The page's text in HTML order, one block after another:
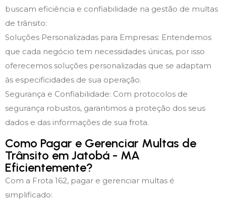
buscam eficiência e confiabilidade na gestão de multas
de trânsito:
Soluções Personalizadas para Empresas: Entendemos
que cada negócio tem necessidades únicas, por isso
oferecemos soluções personalizadas que se adaptam
às especificidades de sua operação.
Segurança e Confiabilidade: Com protocolos de
segurança robustos, garantimos a proteção dos seus
dados e das informações de sua frota.
Como Pagar e Gerenciar Multas de
Trânsito em Jatobá - MA
Eficientemente?
Com a Frota 162, pagar e gerenciar multas é
simplificado: